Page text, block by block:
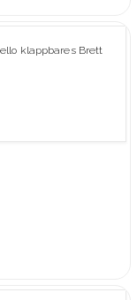
klappbares Brett